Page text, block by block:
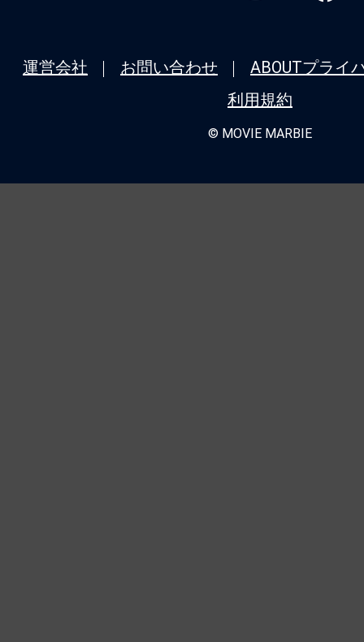
運営会社 お問い合わせ ABOUTプライ
利用規約
© MOVIE MARBIE